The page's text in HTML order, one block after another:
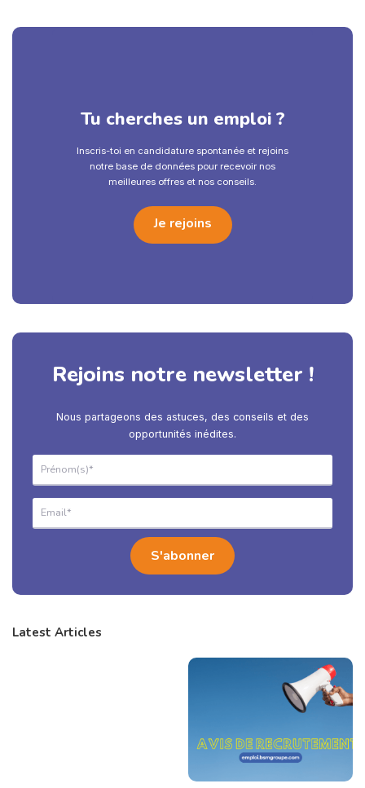
Tu cherches un emploi ?
Inscris-toi en candidature spontanée et rejoins
notre base de données pour recevoir nos
meilleures offres et nos conseils.
Je rejoins
Rejoins notre newsletter !
Nous partageons des astuces, des conseils et des
opportunités inédites.
Latest Articles